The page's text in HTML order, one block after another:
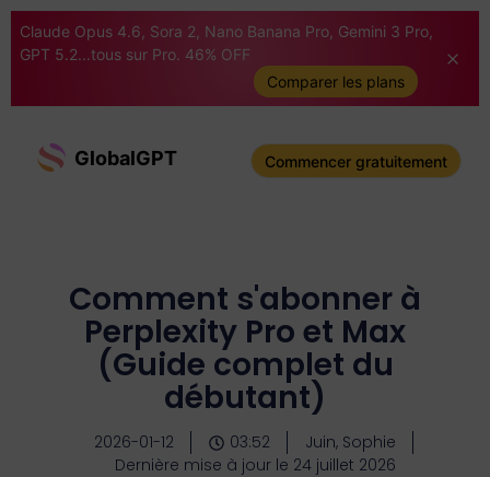
Claude Opus 4.6, Sora 2, Nano Banana Pro, Gemini 3 Pro,
GPT 5.2...tous sur Pro. 46% OFF
Comparer les plans
GlobalGPT Commencer gratuitement
Comment s'abonner à
Perplexity Pro et Max
(Guide complet du
débutant)
2026-01-12 03:52
Juin, Sophie
Dernière mise à jour le 24 juillet 2026